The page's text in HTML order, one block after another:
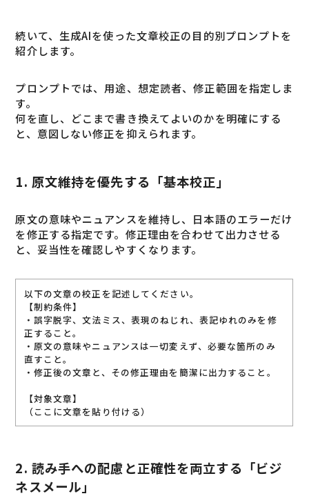
続いて、生成AIを使った文章校正の目的別プロンプトを
紹介します。
プロンプトでは、用途、想定読者、修正範囲を指定しま
す。
何を直し、どこまで書き換えてよいのかを明確にする
と、意図しない修正を抑えられます。
1. 原文維持を優先する「基本校正」
原文の意味やニュアンスを維持し、日本語のエラーだけ
を修正する指定です。修正理由を合わせて出力させる
と、妥当性を確認しやすくなります。
以下の文章の校正を記述してください。
【制約条件】
・誤字脱字、文法ミス、表現のねじれ、表記ゆれのみを修
正すること。
・原文の意味やニュアンスは一切変えず、必要な箇所のみ
直すこと。
・修正後の文章と、その修正理由を簡潔に出力すること。
【対象文章】
（ここに文章を貼り付ける）
2. 読み手への配慮と正確性を両立する「ビジ
ネスメール」